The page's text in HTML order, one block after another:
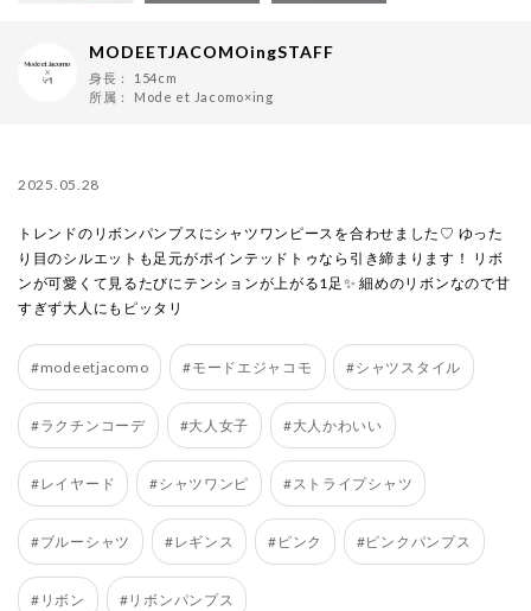
MODEETJACOMOingSTAFF
身長：
154cm
所属： Mode et Jacomo×ing
2025.05.28
トレンドのリボンパンプスにシャツワンピースを合わせました♡ ゆった
り目のシルエットも足元がポインテッドトゥなら引き締まります！ リボ
ンが可愛くて見るたびにテンションが上がる1足✨ 細めのリボンなので甘
すぎず大人にもピッタリ
#modeetjacomo #モードエジャコモ #シャツスタイル
#ラクチンコーデ #大人女子 #大人かわいい
#レイヤード #シャツワンピ #ストライプシャツ
#ブルーシャツ #レギンス #ピンク #ピンクパンプス
#リボン #リボンパンプス